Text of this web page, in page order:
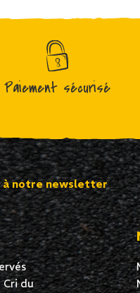
Paiement sécurisé
à notre newsletter
du